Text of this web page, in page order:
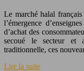
Le marché halal
l’émergence
d’achat des
secoué le secteur et
traditionnelle, ces
Lire la suite